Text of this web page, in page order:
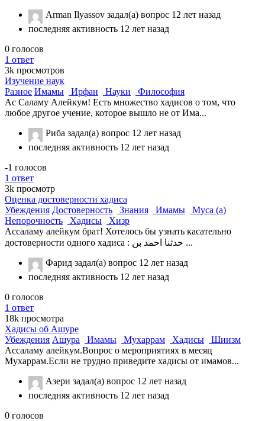
Arman Ilyassov задал(а) вопрос 12 лет назад
последняя активность 12 лет назад
0 голосов
1 ответ
3k просмотров
Изучение наук
Разное Имамы Ирфан Науки
Философия
Ас Саламу Алейкум! Есть множество хадисов о том, что
любое другое учение, которое вышло не от Има...
Риба задал(а) вопрос 12 лет назад
последняя активность 12 лет назад
-1 голосов
1 ответ
3k просмотр
Оценка достоверности хадиса
Убеждения Достоверность Знания Имамы
Муса (а)
Непорочность
Хадисы
Хизр
Ассаламу алейкум брат! Хотелось бы узнать касательно
достоверности одного хадиса : حدثنا احمد بن ...
Фарид задал(а) вопрос 12 лет назад
последняя активность 12 лет назад
0 голосов
1 ответ
18k просмотра
Хадисы об Ашуре
Убеждения Ашура Имамы Мухаррам Хадисы
Шиизм
Ассаламу алейкум.Вопрос о мероприятиях в месяц
Мухаррам.Если не трудно приведите хадисы от имамов...
Азери задал(а) вопрос 12 лет назад
последняя активность 12 лет назад
0 голосов